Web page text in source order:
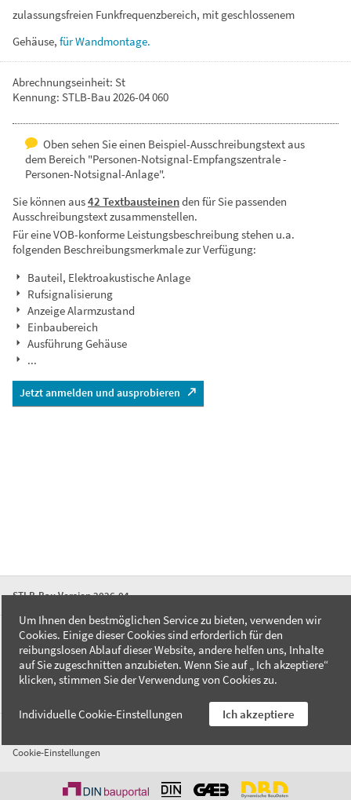
zulassungsfreien Funkfrequenzbereich, mit geschlossenem
Gehäuse, fürWandmontage.
Abrechnungseinheit: St
Kennung: STLB-Bau 2026-04 060
Oben sehen Sie einen Beispiel-Ausschreibungstext aus
dem Bereich "Personen-Notsignal-Empfangszentrale -
Personen-Notsignal-Anlage".
Sie können aus42 Textbausteinenden für Sie passenden
Ausschreibungstext zusammenstellen.
Für eine VOB-konforme Leistungsbeschreibung stehen u.a.
folgenden Beschreibungsmerkmale zur Verfügung:
Bauteil, Elektroakustische Anlage
Rufsignalisierung
Anzeige Alarmzustand
Einbaubereich
Ausführung Gehäuse
...
Jetzt anmelden und ausprobieren
STLB-Bau Version 2026-04
FAQ
Kontakt
Datenschutzerklärung
Cookie-Einstellungen
Um Ihnen den bestmöglichen Service zu bieten, verwenden wir
Cookies. Einige dieser Cookies sind erforderlich für den
reibungslosen Ablauf dieser Website, andere helfen uns, Inhalte
auf Sie zugeschnitten anzubieten. Wenn Sie auf „ Ich akzeptiere“
klicken, stimmen Sie der Verwendung von Cookies zu.
Individuelle Cookie-Einstellungen Ich akzeptiere